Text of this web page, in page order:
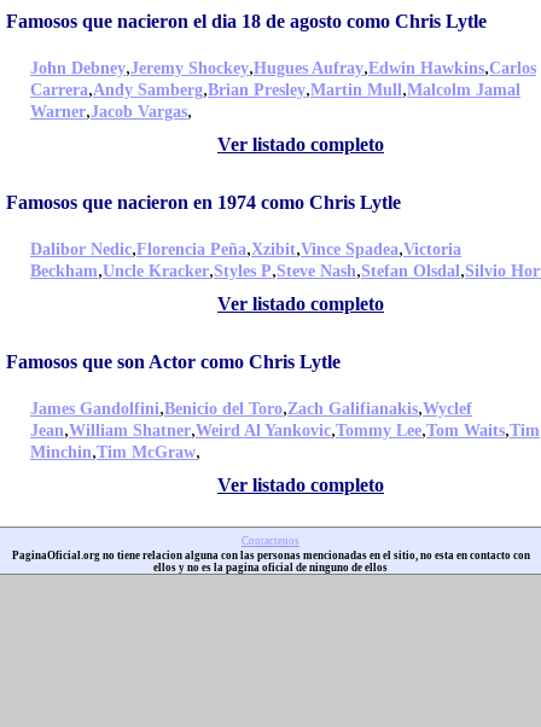
Famosos que nacieron el dia 18 de agosto como Chris Lytle
John Debney,Jeremy Shockey,Hugues Aufray,Edwin Hawkins,Carlos
Carrera,Andy Samberg,Brian Presley,Martin Mull,Malcolm Jamal
Warner,Jacob Vargas,
Ver listado completo
Famosos que nacieron en 1974 como Chris Lytle
Dalibor Nedic,Florencia Peña,Xzibit,Vince Spadea,Victoria
Beckham,Uncle Kracker,Styles P,Steve Nash,Stefan Olsdal,Silvio
Ver listado completo
Famosos que son Actor como Chris Lytle
James Gandolfini,Benicio del Toro,Zach Galifianakis,Wyclef
Jean,William Shatner,Weird Al Yankovic,Tommy Lee,Tom Waits,Tim
Minchin,Tim McGraw,
Ver listado completo
Contactenos
PaginaOficial.org no tiene relacion alguna con las personas mencionadas en el sitio, no esta en contacto con
ellos y no es la pagina oficial de ninguno de ellos